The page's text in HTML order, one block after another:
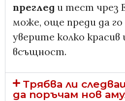
преглед и тест чрез
може, още преди да го
уверите колко красив
всъщност.
Трябва ли
да поръчам нов